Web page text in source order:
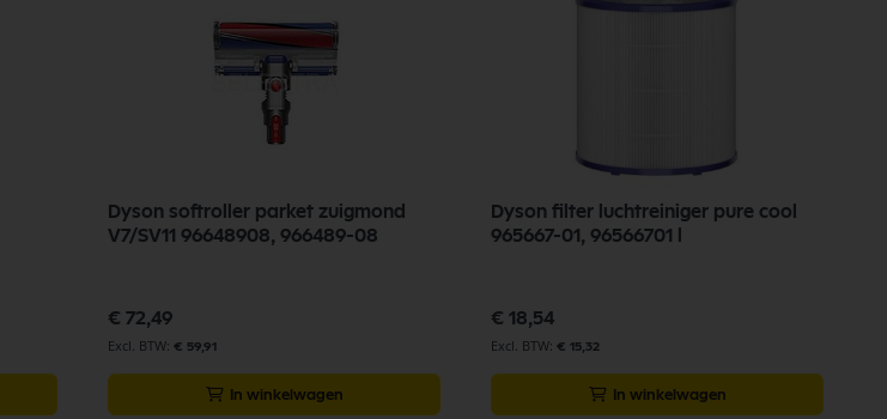
Dyson softroller parket zuigmond
V7/SV11 96648908, 966489-08
€ 72,49
€ 59,91
In winkelwagen
Dyson filter luchtreiniger pure cool
965667-01, 96566701 l
€ 18,54
€ 15,32
In winkelwagen